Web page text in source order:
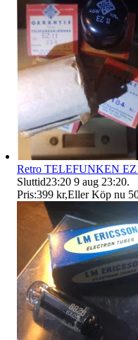
Retro TELEFUNKEN
Sluttid23:20 9 aug 23:20.
Pris:399 kr,Eller Köp nu